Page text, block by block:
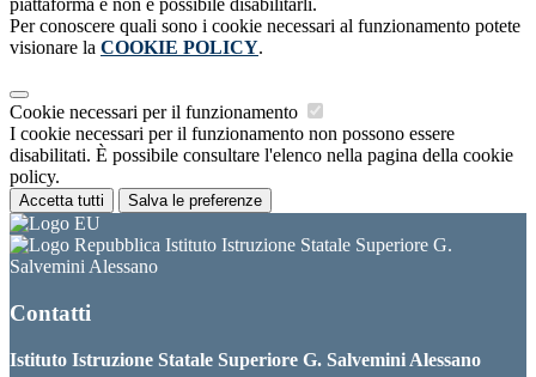
piattaforma e non è possibile disabilitarli.
Per conoscere quali sono i cookie necessari al funzionamento potete
visionare la COOKIE POLICY.
Cookie necessari per il funzionamento
I cookie necessari per il funzionamento non possono essere
disabilitati. È possibile consultare l'elenco nella pagina della cookie
policy.
Accetta tutti Salva le preferenze
Istituto Istruzione Statale Superiore G.
Salvemini Alessano
Contatti
Istituto Istruzione Statale Superiore G. Salvemini Alessano